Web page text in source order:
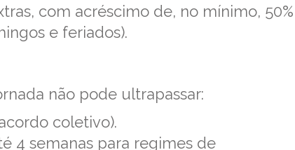
com acréscimo de, no mínimo, 50%
e feriados).
não pode ultrapassar:
coletivo).
4 semanas para regimes de